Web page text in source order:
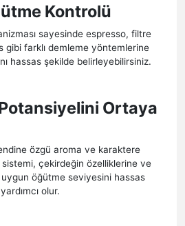
Kontrolü
sayesinde espresso, filtre
gibi farklı demleme yöntemlerine
hassas şekilde belirleyebilirsiniz.
Ortaya
özgü aroma ve karaktere
çekirdeğin özelliklerine ve
öğütme seviyesini hassas
olur.